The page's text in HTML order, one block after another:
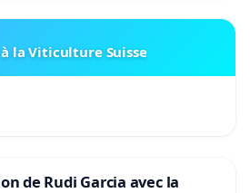
la Viticulture Suisse
de Rudi Garcia avec la